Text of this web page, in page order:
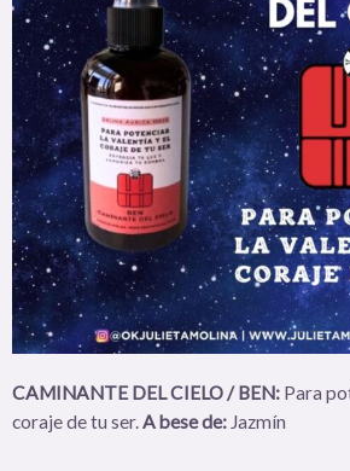
CAMINANTE DEL CIELO / BEN: Para
coraje de tu ser.A bese de: Jazmín